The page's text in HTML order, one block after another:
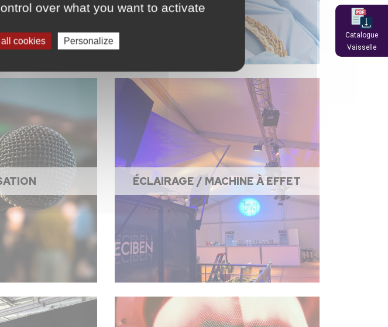
ÉCLAIRAGE / MACHINE À EFFET
Catalogue
Vaisselle
over what you want to activate
all cookies Personalize